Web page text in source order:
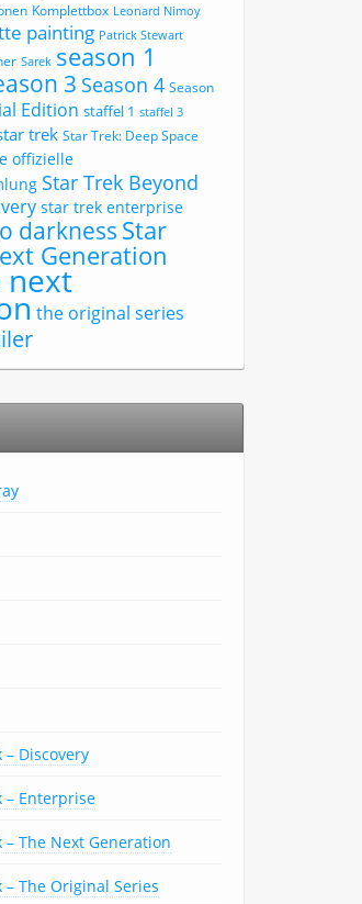
Komplettbox Leonard Nimoy
painting Patrick Stewart
Sarek season 1
3 Season 4 Season
Edition staffel 1 staffel 3
trek Star Trek: Deep Space
offizielle
Star Trek Beyond
star trek enterprise
darkness Star
Generation
next
the original series
– Discovery
– Enterprise
– The Next Generation
– The Original Series